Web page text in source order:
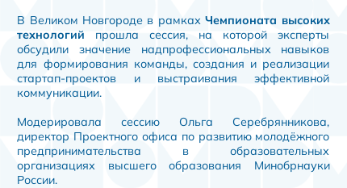
В Великом Новгороде в рамкахЧемпионата высоких
технологий прошла сессия, на которой эксперты
обсудили значение надпрофессиональных навыков
для формирования команды, создания и реализации
стартап-проектов и выстраивания эффективной
коммуникации.
Модерировала сессию Ольга Серебрянникова,
директор Проектного офиса по развитию молодёжного
предпринимательства в образовательных
организациях высшего образования Минобрнауки
России.